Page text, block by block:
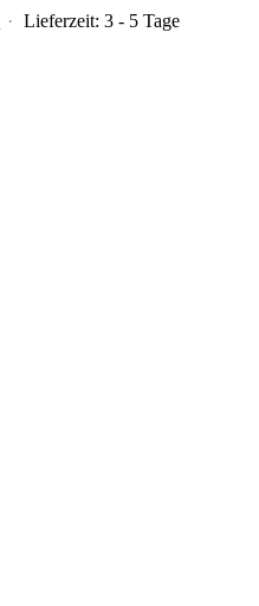
Lieferzeit:3 - 5 Tage